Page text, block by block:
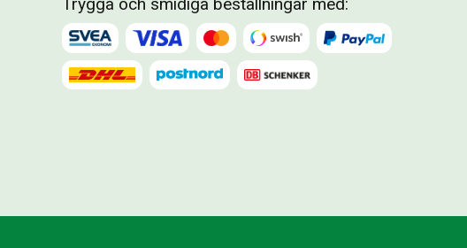
Trygga och smidiga beställningar med: